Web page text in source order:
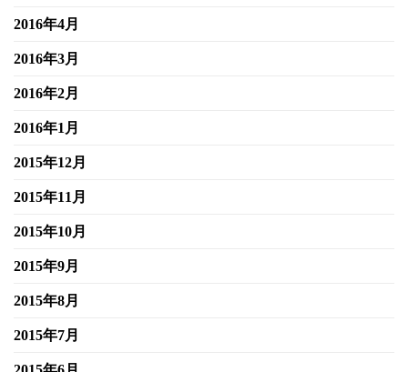
2016年4月
2016年3月
2016年2月
2016年1月
2015年12月
2015年11月
2015年10月
2015年9月
2015年8月
2015年7月